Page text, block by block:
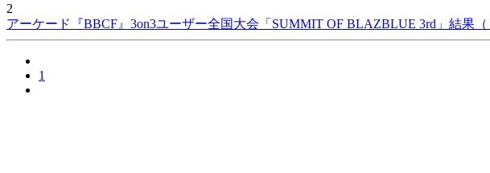
2
アーケード『BBCF』3on3ユーザー全国大会「SUMMIT OF BLAZBLUE 3rd」結果（
1